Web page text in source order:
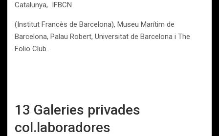
Catalunya, IFBCN
(Institut Francès de Barcelona), Museu Marítim de
Barcelona, Palau Robert, Universitat de Barcelona i The
Folio Club.
13 Galeries privades
col.laboradores